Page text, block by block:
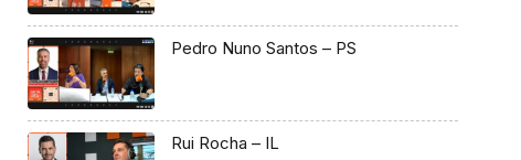
Pedro Nuno Santos – PS
Rui Rocha – IL